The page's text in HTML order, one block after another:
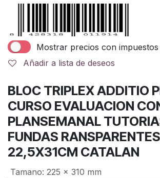
Mostrar precios con impuestos
Añadir a lista de deseos
BLOC TRIPLEX ADDITIO
CURSO EVALUACION
PLANSEMANAL
FUNDAS RANSPARENTES
22,5X31CM CATALAN
Tamano: 225 x 310 mm